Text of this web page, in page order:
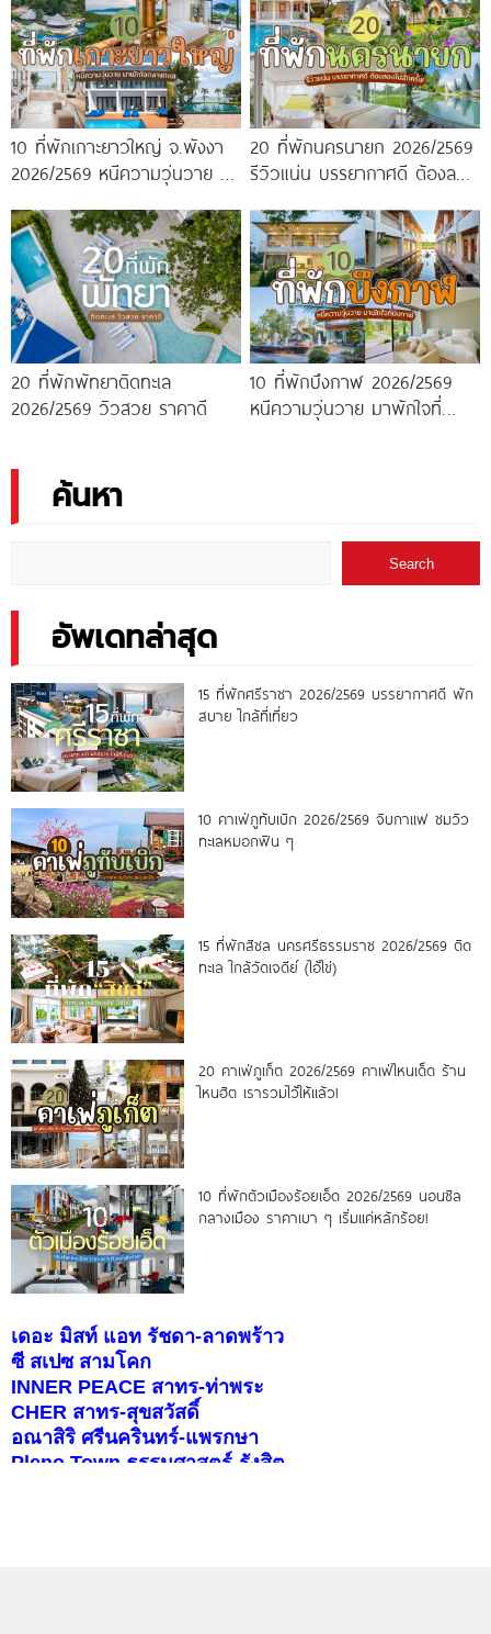
10 ที่พักเกาะยาวใหญ่ จ.พังงา
2026/2569 หนีความวุ่นวาย มา
20 ที่พักนครนายก 2026/2569
รีวิวแน่น บรรยากาศดี ต้องลอง
20 ที่พักพัทยาติดทะเล
2026/2569 วิวสวย ราคาดี
10 ที่พักบึงกาฬ 2026/2569
หนีความวุ่นวาย มาพักใจที่
ค้นหา
Search
อัพเดทล่าสุด
15 ที่พักศรีราชา 2026/2569 บรรยากาศดี พัก
สบาย ใกล้ที่เที่ยว
10 คาเฟ่ภูทับเบิก 2026/2569 จิบกาแฟ ชมวิว
ทะเลหมอกฟิน ๆ
15 ที่พักสิชล นครศรีธรรมราช 2026/2569 ติด
ทะเล ใกล้วัดเจดีย์ (ไอ้ไข่)
20 คาเฟ่ภูเก็ต 2026/2569 คาเฟ่ไหนเด็ด ร้าน
ไหนฮิต เรารวมไว้ให้แล้ว!
10 ที่พักตัวเมืองร้อยเอ็ด 2026/2569 นอนชิล
กลางเมือง ราคาเบา ๆ เริ่มแค่หลักร้อย!
เดอะ มิสท์ แอท รัชดา-ลาดพร้าว
ซี สเปซ สามโคก
INNER PEACE สาทร-ท่าพระ
CHER สาทร-สุขสวัสดิ์
อณาสิริ ศรีนครินทร์-แพรกษา
Pleno Town ธรรมศาสตร์-รังสิต